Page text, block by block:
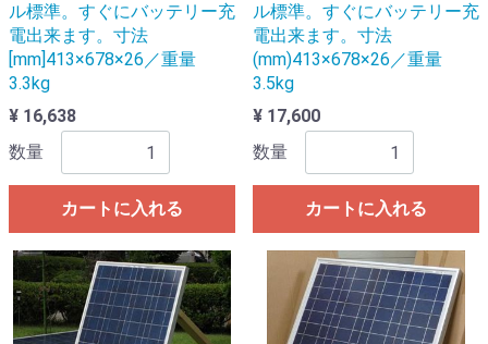
ル標準。すぐにバッテリー充
電出来ます。寸法
[mm]413×678×26／重量
3.3kg
¥ 16,638
数量
カートに入れる
ル標準。すぐにバッテリー充
電出来ます。寸法
(mm)413×678×26／重量
3.5kg
¥ 17,600
数量
カートに入れる